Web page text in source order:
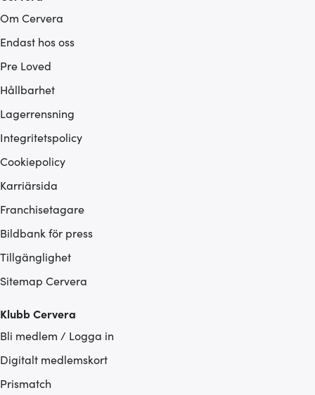
Om Cervera
Endast hos oss
Pre Loved
Hållbarhet
Lagerrensning
Integritetspolicy
Cookiepolicy
Karriärsida
Franchisetagare
Bildbank för press
Tillgänglighet
Sitemap Cervera
Klubb Cervera
Bli medlem / Logga in
Digitalt medlemskort
Prismatch